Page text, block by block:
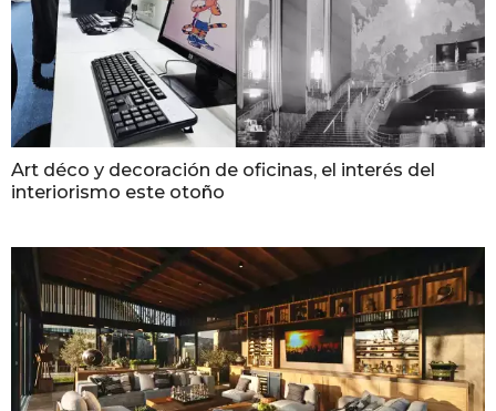
Art déco y decoración de oficinas, el interés del
interiorismo este otoño